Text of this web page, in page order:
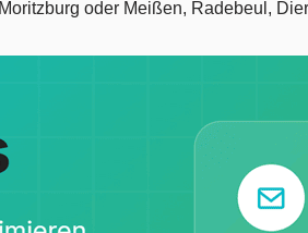
oder Meißen, Radebeul,